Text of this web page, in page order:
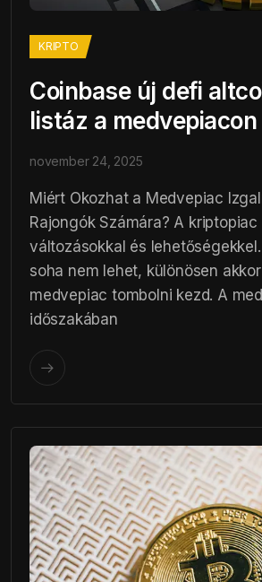
KRIPTO
Coinbase új defi
listáz a medvepiacon
november 24, 2025
Miért Okozhat a Medvepiac
Rajongók Számára? A
változásokkal és
soha nem lehet, különösen
medvepiac tombolni kezd. A
időszakában